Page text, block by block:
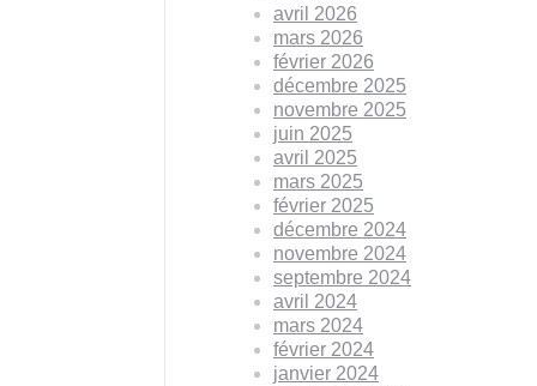
avril 2026
mars 2026
février 2026
décembre 2025
novembre 2025
juin 2025
avril 2025
mars 2025
février 2025
décembre 2024
novembre 2024
septembre 2024
avril 2024
mars 2024
février 2024
janvier 2024